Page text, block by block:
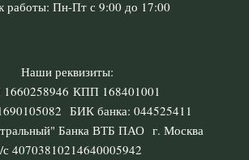
работы: Пн-Пт с 9:00 до 17:00
Наши реквизиты:
КПП 168401001
БИК банка: 044525411
Банка ВТБ ПАО г. Москва
с 40703810214640005942